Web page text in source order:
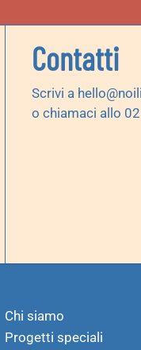
Contatti
Scrivi a
o chiamaci allo
Chi siamo
Progetti speciali